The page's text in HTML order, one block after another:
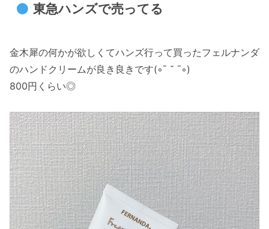
東急ハンズで売ってる
金木犀の何かが欲しくてハンズ行って買ったフェルナンダ
のハンドクリームが良き良きです(◦ˉ ˘ ˉ◦)
800円くらい◎